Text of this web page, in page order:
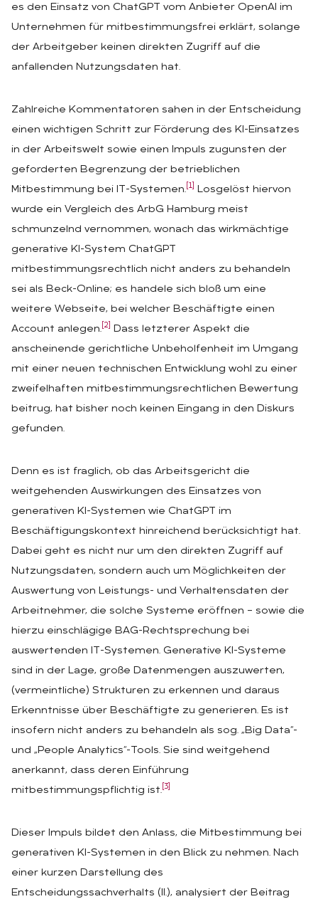
es den Einsatz von ChatGPT vom Anbieter OpenAI im
Unternehmen für mitbestimmungsfrei erklärt, solange
der Arbeitgeber keinen direkten Zugriff auf die
anfallenden Nutzungsdaten hat.
Zahlreiche Kommentatoren sahen in der Entscheidung
einen wichtigen Schritt zur Förderung des KI-Einsatzes
in der Arbeitswelt sowie einen Impuls zugunsten der
geforderten Begrenzung der betrieblichen
Mitbestimmung bei IT-Systemen. [1]
Losgelöst hiervon
wurde ein Vergleich des ArbG Hamburg meist
schmunzelnd vernommen, wonach das wirkmächtige
generative KI-System ChatGPT
mitbestimmungsrechtlich nicht anders zu behandeln
sei als Beck-Online; es handele sich bloß um eine
weitere Webseite, bei welcher Beschäftigte einen
Account anlegen. [2]
Dass letzterer Aspekt die
anscheinende gerichtliche Unbeholfenheit im Umgang
mit einer neuen technischen Entwicklung wohl zu einer
zweifelhaften mitbestimmungsrechtlichen Bewertung
beitrug, hat bisher noch keinen Eingang in den Diskurs
gefunden.
Denn es ist fraglich, ob das Arbeitsgericht die
weitgehenden Auswirkungen des Einsatzes von
generativen KI-Systemen wie ChatGPT im
Beschäftigungskontext hinreichend berücksichtigt hat.
Dabei geht es nicht nur um den direkten Zugriff auf
Nutzungsdaten, sondern auch um Möglichkeiten der
Auswertung von Leistungs- und Verhaltensdaten der
Arbeitnehmer, die solche Systeme eröffnen – sowie die
hierzu einschlägige BAG-Rechtsprechung bei
auswertenden IT-Systemen. Generative KI-Systeme
sind in der Lage, große Datenmengen auszuwerten,
(vermeintliche) Strukturen zu erkennen und daraus
Erkenntnisse über Beschäftigte zu generieren. Es ist
insofern nicht anders zu behandeln als sog. „Big Data“-
und „People Analytics“-Tools. Sie sind weitgehend
anerkannt, dass deren Einführung
mitbestimmungspflichtig ist. [3]
Dieser Impuls bildet den Anlass, die Mitbestimmung bei
generativen KI-Systemen in den Blick zu nehmen. Nach
einer kurzen Darstellung des
Entscheidungssachverhalts (II.), analysiert der Beitrag